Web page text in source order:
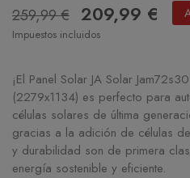
259,99 € 209,99 €
Impuestos incluidos
¡El Panel Solar JA Solar
(2279x1134) es perfecto para
células solares de última
gracias a la adición de células
y durabilidad son de primera
energía sostenible y eficiente.